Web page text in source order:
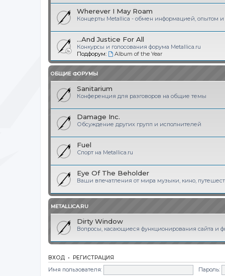
Wherever I May Roam
Концерты Metallica - обмен информацией, опытом
...And Justice For All
Конкурсы и голосования форума Metallica.ru
Подфорум:
Album of the Year
ОБЩИЕ ФОРУМЫ
Sanitarium
Конференция для разговоров на общие темы
Damage Inc.
Обсуждение других групп и исполнителей
Fuel
Спорт на Metallica.ru
Eye Of The Beholder
Ваши впечатления от мира музыки, кино,
METALLICA.RU
Dirty Window
Вопросы, касающиеся функционирования сайта и
ВХОД • РЕГИСТРАЦИЯ
Имя пользователя: Пароль: